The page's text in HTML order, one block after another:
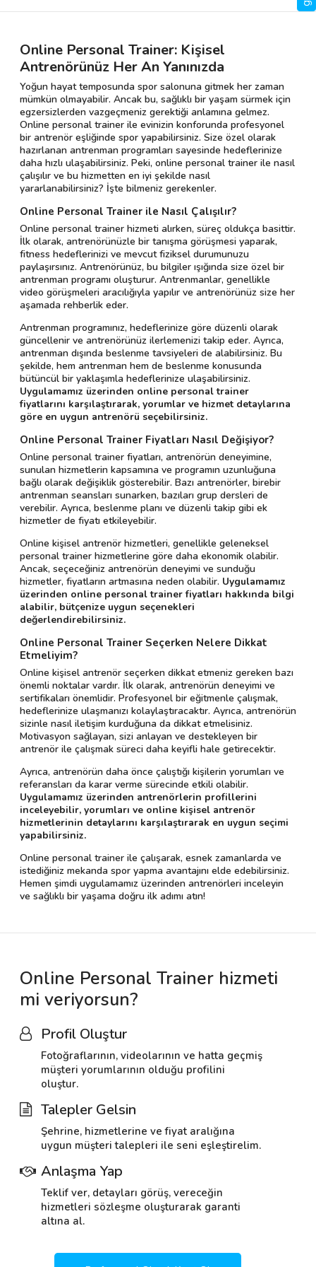
Online Personal Trainer: Kişisel
Antrenörünüz Her An Yanınızda
Yoğun hayat temposunda spor salonuna gitmek her zaman
mümkün olmayabilir. Ancak bu, sağlıklı bir yaşam sürmek için
egzersizlerden vazgeçmeniz gerektiği anlamına gelmez.
Online personal trainer ile evinizin konforunda profesyonel
bir antrenör eşliğinde spor yapabilirsiniz. Size özel olarak
hazırlanan antrenman programları sayesinde hedeflerinize
daha hızlı ulaşabilirsiniz. Peki, online personal trainer ile nasıl
çalışılır ve bu hizmetten en iyi şekilde nasıl
yararlanabilirsiniz? İşte bilmeniz gerekenler.
Online Personal Trainer ile Nasıl Çalışılır?
Online personal trainer hizmeti alırken, süreç oldukça basittir.
İlk olarak, antrenörünüzle bir tanışma görüşmesi yaparak,
fitness hedeflerinizi ve mevcut fiziksel durumunuzu
paylaşırsınız. Antrenörünüz, bu bilgiler ışığında size özel bir
antrenman programı oluşturur. Antrenmanlar, genellikle
video görüşmeleri aracılığıyla yapılır ve antrenörünüz size her
aşamada rehberlik eder.
Antrenman programınız, hedeflerinize göre düzenli olarak
güncellenir ve antrenörünüz ilerlemenizi takip eder. Ayrıca,
antrenman dışında beslenme tavsiyeleri de alabilirsiniz. Bu
şekilde, hem antrenman hem de beslenme konusunda
bütüncül bir yaklaşımla hedeflerinize ulaşabilirsiniz.
Uygulamamız üzerinden online personal trainer
fiyatlarını karşılaştırarak, yorumlar ve hizmet detaylarına
göre en uygun antrenörü seçebilirsiniz.
Online Personal Trainer Fiyatları Nasıl Değişiyor?
Online personal trainer fiyatları, antrenörün deneyimine,
sunulan hizmetlerin kapsamına ve programın uzunluğuna
bağlı olarak değişiklik gösterebilir. Bazı antrenörler, birebir
antrenman seansları sunarken, bazıları grup dersleri de
verebilir. Ayrıca, beslenme planı ve düzenli takip gibi ek
hizmetler de fiyatı etkileyebilir.
Online kişisel antrenör hizmetleri, genellikle geleneksel
personal trainer hizmetlerine göre daha ekonomik olabilir.
Ancak, seçeceğiniz antrenörün deneyimi ve sunduğu
hizmetler, fiyatların artmasına neden olabilir. Uygulamamız
üzerinden online personal trainer fiyatları hakkında bilgi
alabilir, bütçenize uygun seçenekleri
değerlendirebilirsiniz.
Online Personal Trainer Seçerken Nelere Dikkat
Etmeliyim?
Online kişisel antrenör seçerken dikkat etmeniz gereken bazı
önemli noktalar vardır. İlk olarak, antrenörün deneyimi ve
sertifikaları önemlidir. Profesyonel bir eğitmenle çalışmak,
hedeflerinize ulaşmanızı kolaylaştıracaktır. Ayrıca, antrenörün
sizinle nasıl iletişim kurduğuna da dikkat etmelisiniz.
Motivasyon sağlayan, sizi anlayan ve destekleyen bir
antrenör ile çalışmak süreci daha keyifli hale getirecektir.
Ayrıca, antrenörün daha önce çalıştığı kişilerin yorumları ve
referansları da karar verme sürecinde etkili olabilir.
Uygulamamız üzerinden antrenörlerin profillerini
inceleyebilir, yorumları ve online kişisel antrenör
hizmetlerinin detaylarını karşılaştırarak en uygun seçimi
yapabilirsiniz.
Online personal trainer ile çalışarak, esnek zamanlarda ve
istediğiniz mekanda spor yapma avantajını elde edebilirsiniz.
Hemen şimdi uygulamamız üzerinden antrenörleri inceleyin
ve sağlıklı bir yaşama doğru ilk adımı atın!
Online Personal Trainer hizmeti
mi veriyorsun?
Profil Oluştur
Fotoğraflarının, videolarının ve hatta geçmiş
müşteri yorumlarının olduğu profilini
oluştur.
Talepler Gelsin
Şehrine, hizmetlerine ve fiyat aralığına
uygun müşteri talepleri ile seni eşleştirelim.
Anlaşma Yap
Teklif ver, detayları görüş, vereceğin
hizmetleri sözleşme oluşturarak garanti
altına al.